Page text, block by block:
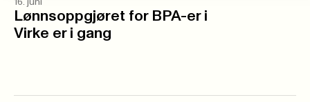
16. juni
Lønnsoppgjøret for BPA-er i
Virke er i gang